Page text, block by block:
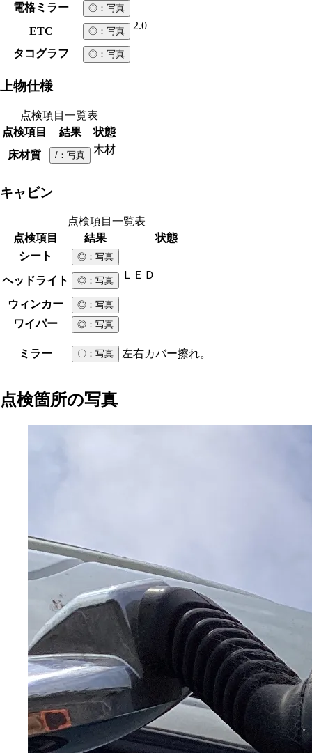
電格ミラー ◎ ：写真
ETC ◎ ：写真 2.0
タコグラフ ◎ ：写真
上物仕様
点検項目一覧表
点検項目
結果
状態
床材質
/ ：写真 木材
キャビン
点検項目一覧表
点検項目
結果
状態
シート
◎ ：写真
ヘッドライト ◎ ：写真 ＬＥＤ
ウィンカー ◎ ：写真
ワイパー ◎ ：写真
ミラー 〇 ：写真 左右カバー擦れ。
点検箇所の写真